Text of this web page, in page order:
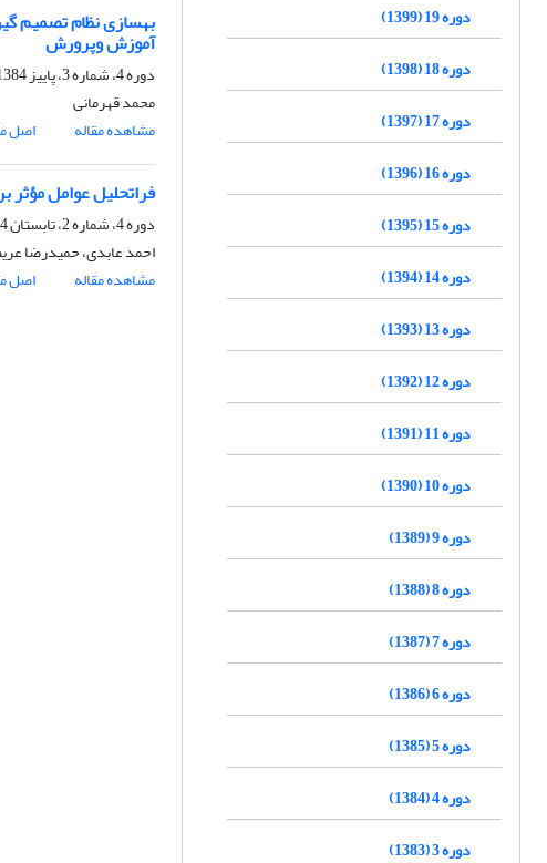
بهسازی نظام تصمیم
آموزش وپرورش
دوره 4، شماره 3، پاییز 1384، صفحه
محمد قهرمانی
مشاهده مقاله
اصل
فراتحلیل عوامل
دوره 4، شماره 2، تابستان 1384، صفحه
احمد عابدی، حمیدرضا
مشاهده مقاله
اصل
دوره 19 (1399)
دوره 18 (1398)
دوره 17 (1397)
دوره 16 (1396)
دوره 15 (1395)
دوره 14 (1394)
دوره 13 (1393)
دوره 12 (1392)
دوره 11 (1391)
دوره 10 (1390)
دوره 9 (1389)
دوره 8 (1388)
دوره 7 (1387)
دوره 6 (1386)
دوره 5 (1385)
دوره 4 (1384)
دوره 3 (1383)